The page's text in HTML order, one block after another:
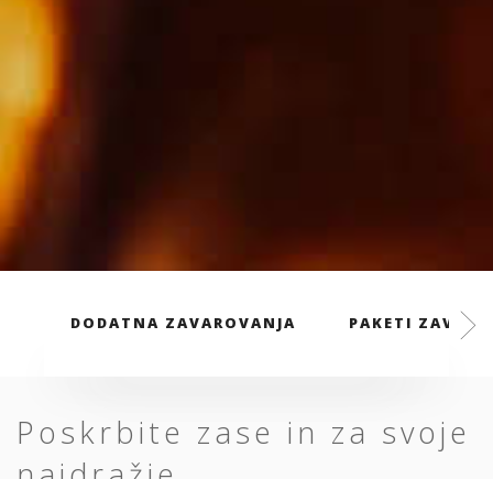
DODATNA ZAVAROVANJA PAKETI
Poskrbite zase in za svoje